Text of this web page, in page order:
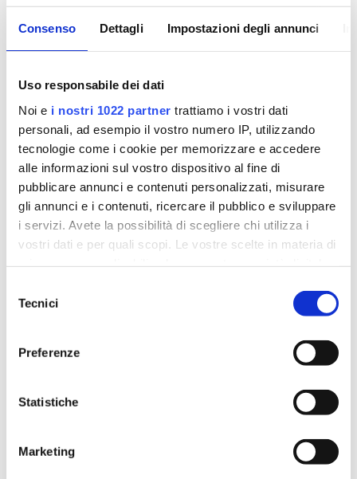
Consenso Dettagli Impostazioni degli annunci
Uso responsabile dei dati
Noi e i nostri 1022 partner trattiamo i vostri dati
personali, ad esempio il vostro numero IP, utilizzando
tecnologie come i cookie per memorizzare e accedere
alle informazioni sul vostro dispositivo al fine di
pubblicare annunci e contenuti personalizzati, misurare
gli annunci e i contenuti, ricercare il pubblico e sviluppare
i servizi. Avete la possibilità di scegliere chi utilizza i
vostri dati e per quali scopi. Le vostre scelte in materia di
modificare o revocare il proprio consenso in qualsiasi
momento dalla Dichiarazione sui cookie o facendo clic
raccogliere informazioni sulla tua posizione
geografica, con un'approssimazione di qualche
Identificare il tuo dispositivo, scansionandolo
delTecnici
Preferenze
Statistiche
Marketing
CALDO ESTIVO
L’importanza dell’integrazione di sali minerali e